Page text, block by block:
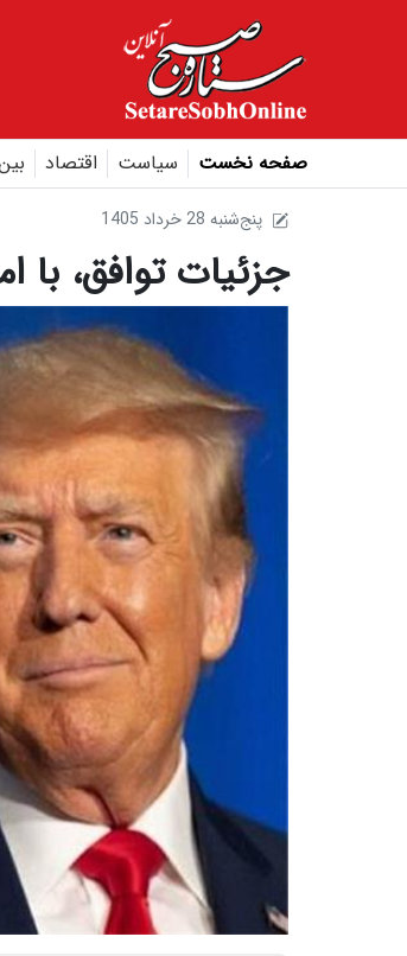
صفحه نخست سیاست اقتصاد
1405 پنج‌شنبه 28 خرداد
جزئیات توافق،